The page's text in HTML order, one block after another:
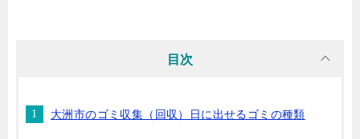
目次
大洲市のゴミ収集（回収）日に出せるゴミの種類